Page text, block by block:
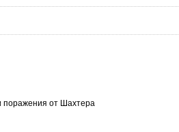
поражения от Шахтера